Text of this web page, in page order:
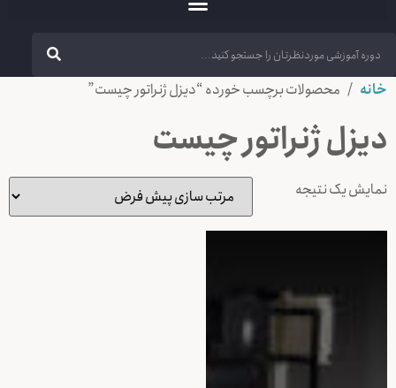
خانه / محصولات برچسب خورده “دیزل ژنراتور چیست”
دیزل ژنراتور چیست
نمایش یک نتیجه